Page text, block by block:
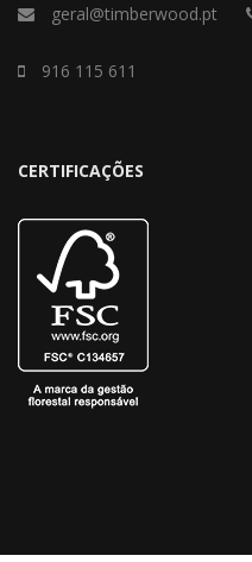
geral@timberwood.pt
916 115 611
CERTIFICAÇÕES